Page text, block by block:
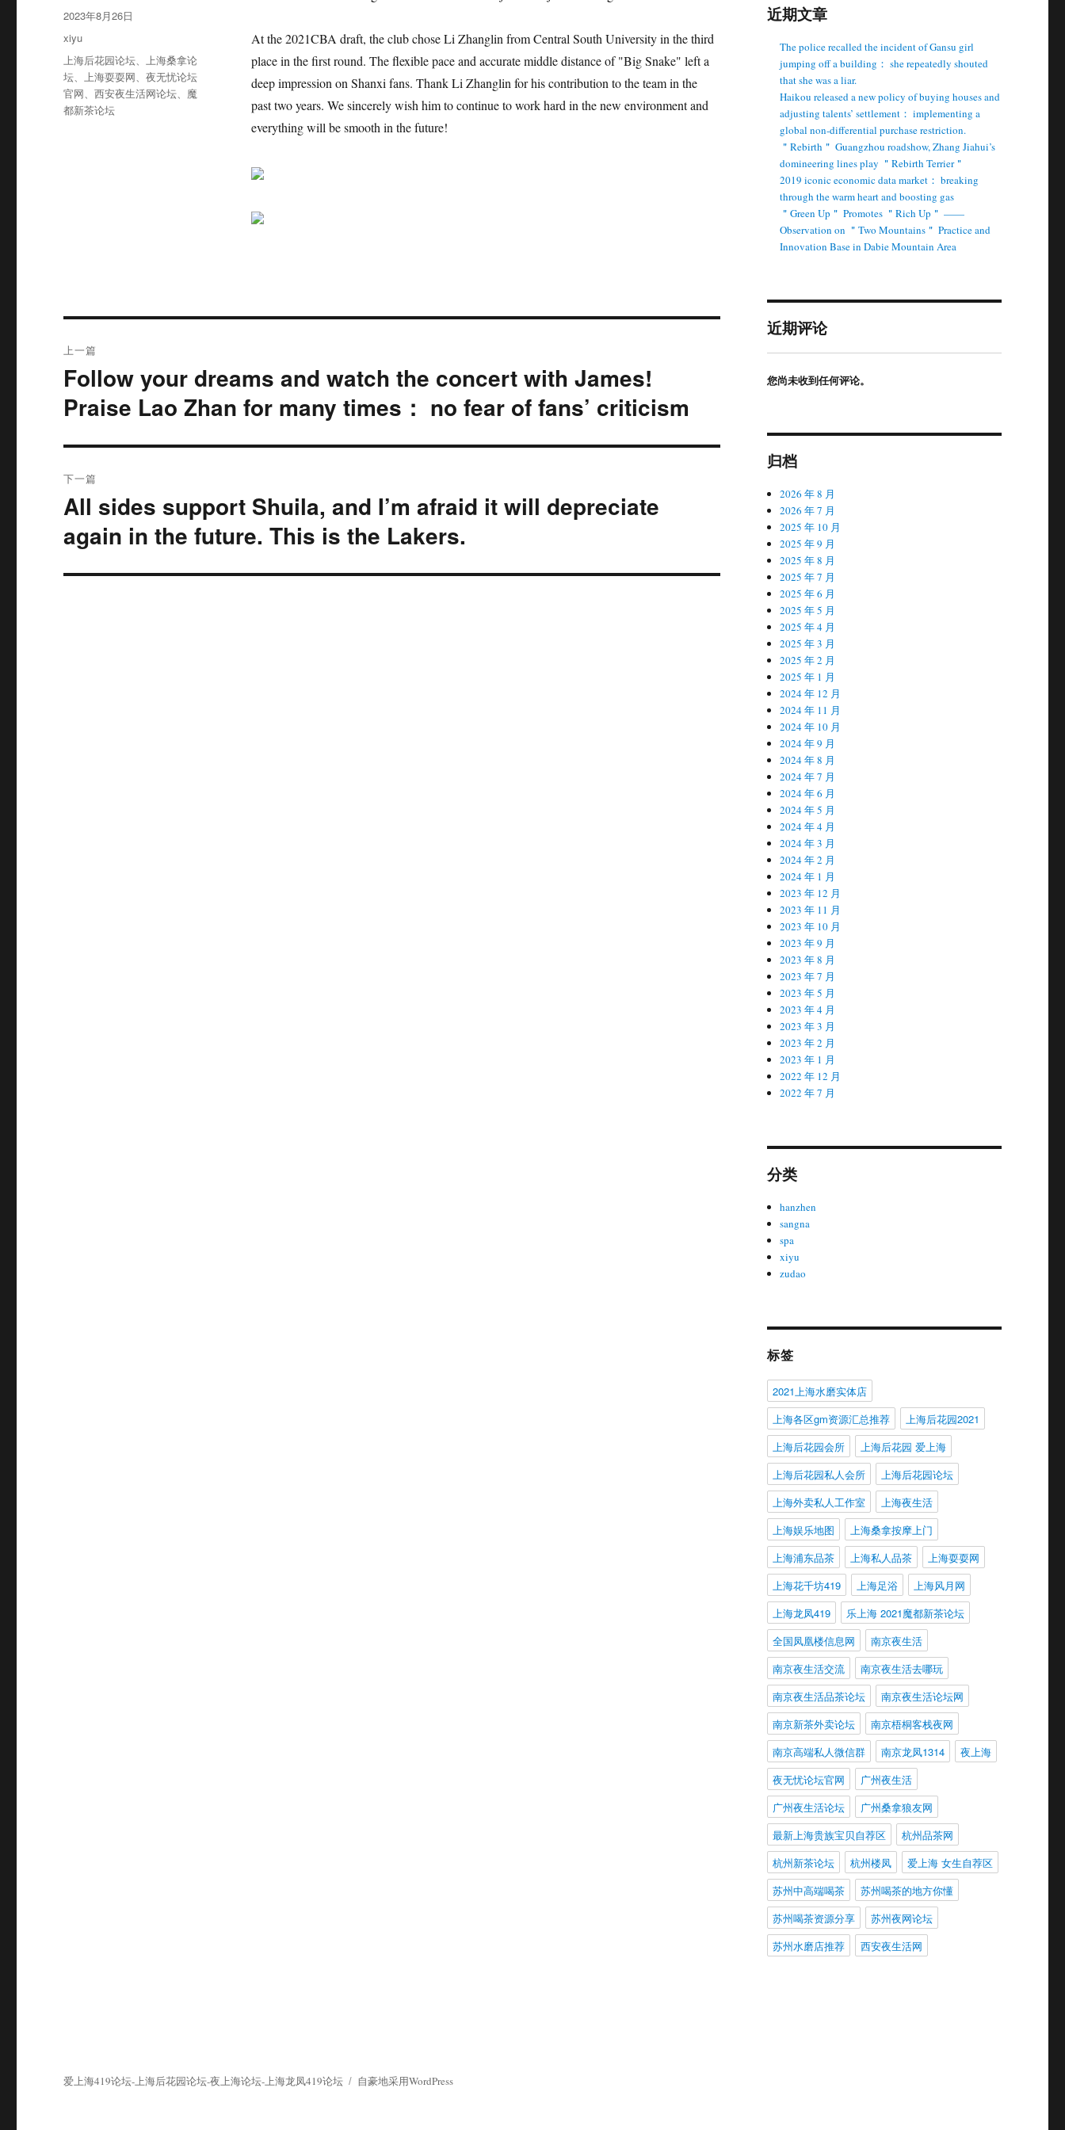
At the 2021CBA draft, the club chose Li Zhanglin from Central South University in the third
place in the first round. The flexible pace and accurate middle distance of "Big Snake" left a
deep impression on Shanxi fans. Thank Li Zhanglin for his contribution to the team in the
past two years. We sincerely wish him to continue to work hard in the new environment and
everything will be smooth in the future!
者
发
布
于
2023年8月26日
分
类
xiyu
标
签
上海后花园论坛、上海桑拿论
坛、上海耍耍网、夜无忧论坛
官网、西安夜生活网论坛、 魔
都新茶论坛
章
导
上一篇
上
篇
文
章：
Follow your dreams and watch the concert with James!
Praise Lao Zhan for many times： no fear of fans’ criticism
下一篇
下
文
章：
All sides support Shuila, and I’m afraid it will depreciate
again in the future. This is the Lakers.
近期文章
The police recalled the incident of Gansu girl
jumping off a building： she repeatedly shouted
that she was a liar.
Haikou released a new policy of buying houses and
adjusting talents’ settlement： implementing a
global non-differential purchase restriction.
＂Rebirth＂ Guangzhou roadshow, Zhang Jiahui’s
domineering lines play ＂Rebirth Terrier＂
2019 iconic economic data market： breaking
through the warm heart and boosting gas
＂Green Up＂ Promotes ＂Rich Up＂ ——
Observation on ＂Two Mountains＂ Practice and
Innovation Base in Dabie Mountain Area
近期评论
您尚未收到任何评论。
归档
2026 年 8 月
2026 年 7 月
2025 年 10 月
2025 年 9 月
2025 年 8 月
2025 年 7 月
2025 年 6 月
2025 年 5 月
2025 年 4 月
2025 年 3 月
2025 年 2 月
2025 年 1 月
2024 年 12 月
2024 年 11 月
2024 年 10 月
2024 年 9 月
2024 年 8 月
2024 年 7 月
2024 年 6 月
2024 年 5 月
2024 年 4 月
2024 年 3 月
2024 年 2 月
2024 年 1 月
2023 年 12 月
2023 年 11 月
2023 年 10 月
2023 年 9 月
2023 年 8 月
2023 年 7 月
2023 年 5 月
2023 年 4 月
2023 年 3 月
2023 年 2 月
2023 年 1 月
2022 年 12 月
2022 年 7 月
分类
hanzhen
sangna
spa
xiyu
zudao
标签
2021上海水磨实体店
上海各区gm资源汇总推荐
上海后花园2021
上海后花园会所
上海后花园 爱上海
上海后花园私人会所
上海后花园论坛
上海外卖私人工作室
上海夜生活
上海娱乐地图
上海桑拿按摩上门
上海浦东品茶
上海私人品茶
上海耍耍网
上海花千坊419
上海足浴
上海风月网
上海龙凤419
乐上海 2021魔都新茶论坛
全国凤凰楼信息网
南京夜生活
南京夜生活交流
南京夜生活去哪玩
南京夜生活品茶论坛
南京夜生活论坛网
南京新茶外卖论坛
南京梧桐客栈夜网
南京高端私人微信群
南京龙凤1314
夜上海
夜无忧论坛官网
广州夜生活
广州夜生活论坛
广州桑拿狼友网
最新上海贵族宝贝自荐区
杭州品茶网
杭州新茶论坛
杭州楼凤
爱上海 女生自荐区
苏州中高端喝茶
苏州喝茶的地方你懂
苏州喝茶资源分享
苏州夜网论坛
苏州水磨店推荐
西安夜生活网
爱上海419论坛-上海后花园论坛-夜上海论坛-上海龙凤419论坛 自豪地采用WordPress